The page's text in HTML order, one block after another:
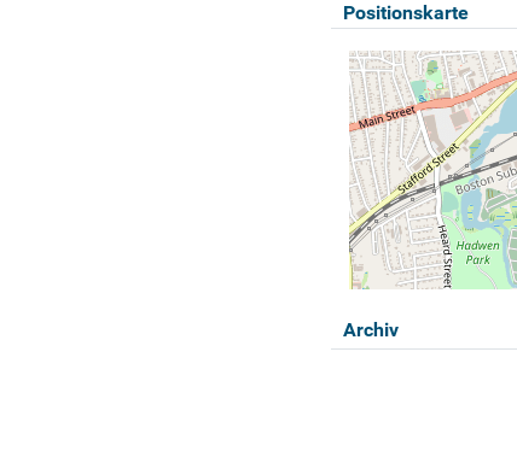
Positionskarte
Archiv